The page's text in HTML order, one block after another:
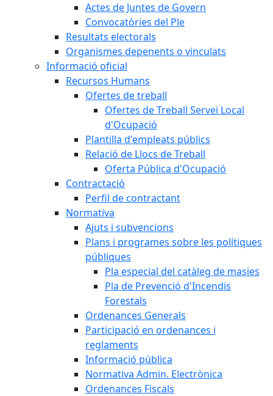
Actes de Juntes de Govern
Convocatòries del Ple
Resultats electorals
Organismes depenents o vinculats
Informació oficial
Recursos Humans
Ofertes de treball
Ofertes de Treball Servei Local
d'Ocupació
Plantilla d'empleats públics
Relació de Llocs de Treball
Oferta Pública d'Ocupació
Contractació
Perfil de contractant
Normativa
Ajuts i subvencions
Plans i programes sobre les polítiques
públiques
Pla especial del catàleg de masies
Pla de Prevenció d'Incendis
Forestals
Ordenances Generals
Participació en ordenances i
reglaments
Informació pública
Normativa Admin. Electrònica
Ordenances Fiscals